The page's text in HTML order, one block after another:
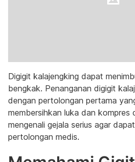
Digigit kalajengking dapat
bengkak. Penanganan digigit
dengan pertolongan pertama
membersihkan luka dan kompres
mengenali gejala serius agar
pertolongan medis.